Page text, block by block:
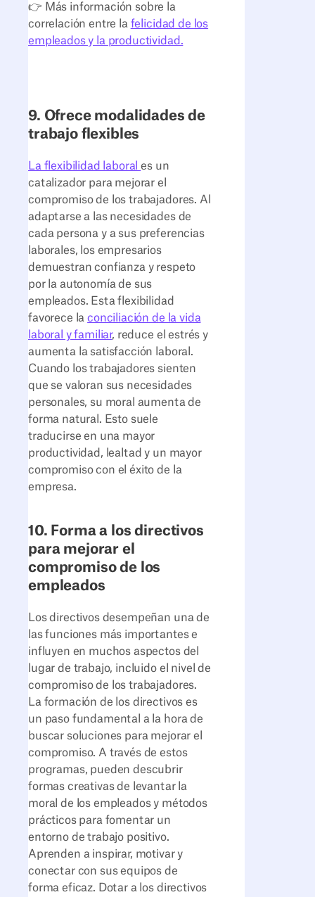
👉 Más información sobre la
correlación entre la felicidad de los
empleados y la productividad.
9. Ofrece modalidades de
trabajo flexibles
La flexibilidad laborales un
catalizador para mejorar el
compromiso de los trabajadores. Al
adaptarse a las necesidades de
cada persona y a sus preferencias
laborales, los empresarios
demuestran confianza y respeto
por la autonomía de sus
empleados. Esta flexibilidad
favorece laconciliación de la vida
laboral y familiar, reduce el estrés y
aumenta la satisfacción laboral.
Cuando los trabajadores sienten
que se valoran sus necesidades
personales, su moral aumenta de
forma natural. Esto suele
traducirse en una mayor
productividad, lealtad y un mayor
compromiso con el éxito de la
empresa.
10. Forma a los directivos
para mejorar el
compromiso de los
empleados
Los directivos desempeñan una de
las funciones más importantes e
influyen en muchos aspectos del
lugar de trabajo, incluido el nivel de
compromiso de los trabajadores.
La formación de los directivos es
un paso fundamental a la hora de
buscar soluciones para mejorar el
compromiso. A través de estos
programas, pueden descubrir
formas creativas de levantar la
moral de los empleados y métodos
prácticos para fomentar un
entorno de trabajo positivo.
Aprenden a inspirar, motivar y
conectar con sus equipos de
forma eficaz. Dotar a los directivos